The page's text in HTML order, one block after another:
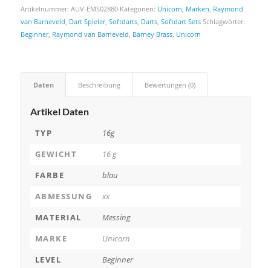
Artikelnummer: AUV-EMS02880 Kategorien: Unicorn, Marken, Raymond
van Barneveld, Dart Spieler, Softdarts, Darts, Softdart Sets Schlagwörter:
Beginner, Raymond van Barneveld, Barney Brass, Unicorn
Daten Beschreibung Bewertungen (0)
Artikel Daten
TYP
16g
GEWICHT
16 g
FARBE
blau
ABMESSUNG
xx
MATERIAL
Messing
MARKE
Unicorn
LEVEL
Beginner